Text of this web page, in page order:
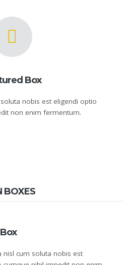
Box
nobis est eligendi optio
non enim fermentum.
BOXES
nisl cum soluta nobis est